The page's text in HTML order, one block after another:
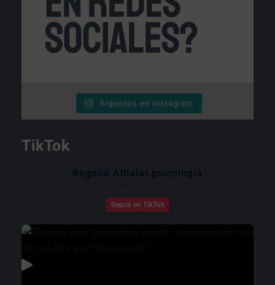
Síguenos en Instagram
TikTok
Seguir en TikTok